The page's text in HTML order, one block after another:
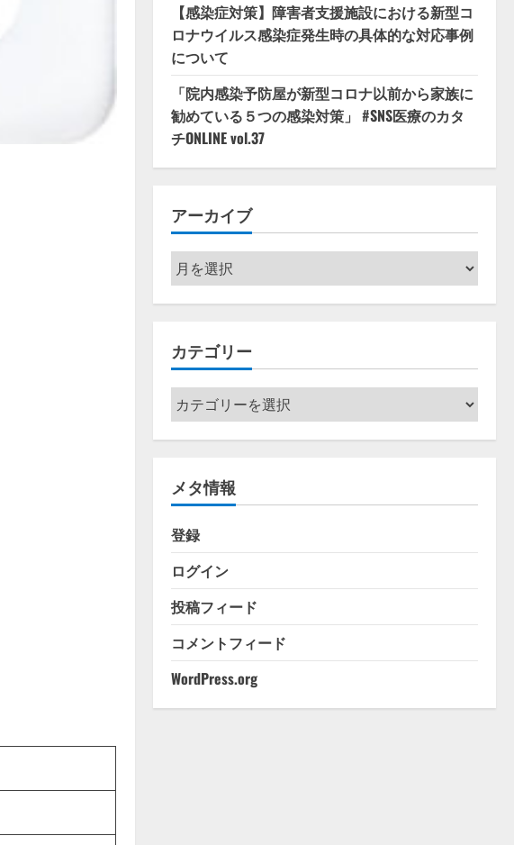
【感染症対策】障害者支援施設における新型コ
ロナウイルス感染症発生時の具体的な対応事例
について
「院内感染予防屋が新型コロナ以前から家族に
勧めている５つの感染対策」 #SNS医療のカタ
チONLINE vol.37
アーカイブ
ア
ー
カ
ブ
カテゴリー
カ
テ
ゴ
ー
メタ情報
登録
ログイン
投稿フィード
コメントフィード
WordPress.org